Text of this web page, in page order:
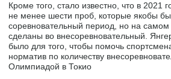
Кроме того, стало известно, что в 2021
не менее шести проб, которые якобы
соревновательный период, но на
сделаны во внесоревновательный.
было для того, чтобы помочь
норматив по количеству
Олимпиадой в Токио